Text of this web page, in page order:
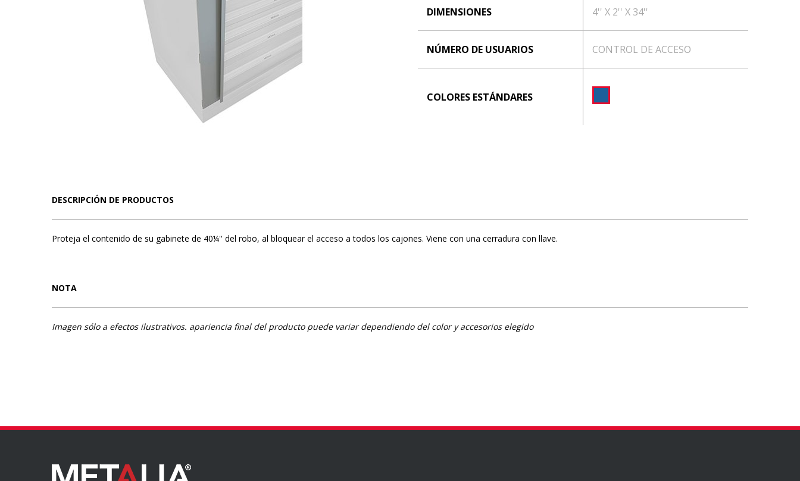
DIMENSIONES 4'' X 2'' X 34''
NÚMERO DE USUARIOS CONTROL DE ACCESO
COLORES ESTÁNDARES
DESCRIPCIÓN DE PRODUCTOS
Proteja el contenido de su gabinete de 40¼'' del robo, al bloquear el acceso a todos los cajones. Viene con una cerradura con llave.
NOTA
Imagen sólo a efectos ilustrativos. apariencia final del producto puede variar dependiendo del color y accesorios elegido